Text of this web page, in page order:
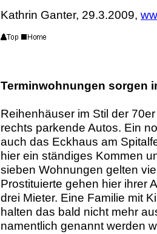
Kathrin Ganter, 29.3.2009,
Terminwohnungen sorgen
Reihenhäuser im Stil der
rechts parkende Autos. Ein
auch das Eckhaus am
hier ein ständiges Kommen
sieben Wohnungen gelten
Prostituierte gehen hier ihrer
drei Mieter. Eine Familie mit
halten das bald nicht mehr
namentlich genannt werden